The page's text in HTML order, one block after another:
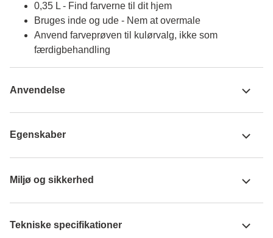
0,35 L - Find farverne til dit hjem
Bruges inde og ude - Nem at overmale
Anvend farveprøven til kulørvalg, ikke som
færdigbehandling
Anvendelse
Egenskaber
Miljø og sikkerhed
Tekniske specifikationer